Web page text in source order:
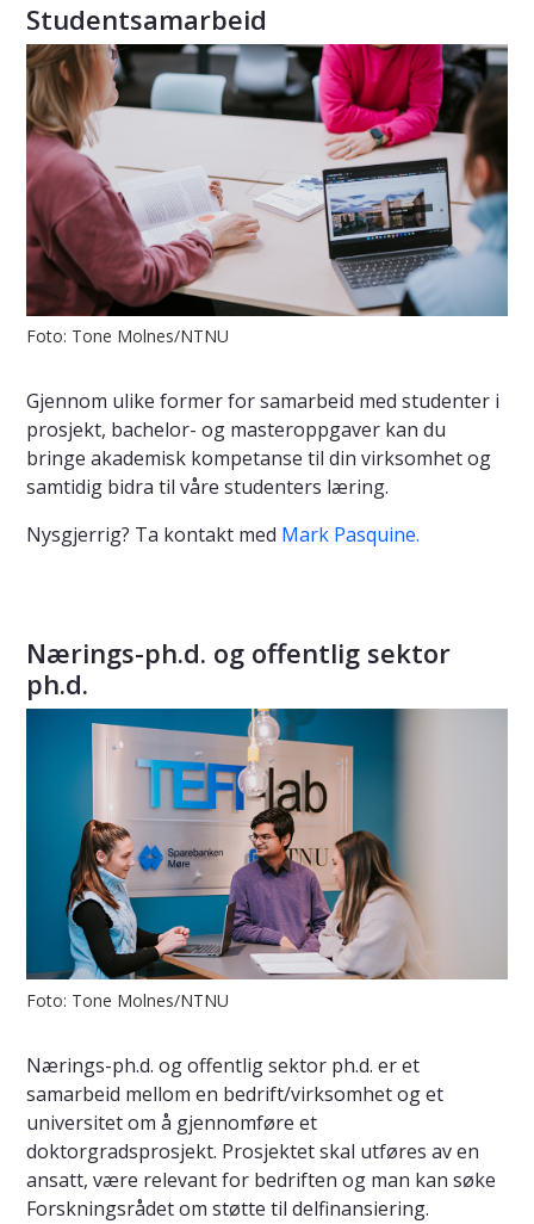
Studentsamarbeid
Foto: Tone Molnes/NTNU
Gjennom ulike former for samarbeid med studenter i
prosjekt, bachelor- og masteroppgaver kan du
bringe akademisk kompetanse til din virksomhet og
samtidig bidra til våre studenters læring.
Nysgjerrig? Ta kontakt med Mark Pasquine.
Nærings-ph.d. og offentlig sektor
ph.d.
Foto: Tone Molnes/NTNU
Nærings-ph.d. og offentlig sektor ph.d. er et
samarbeid mellom en bedrift/virksomhet og et
universitet om å gjennomføre et
doktorgradsprosjekt. Prosjektet skal utføres av en
ansatt, være relevant for bedriften og man kan søke
Forskningsrådet om støtte til delfinansiering.